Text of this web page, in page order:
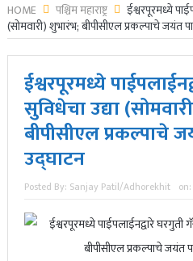
HOME पश्चिम महाराष्ट्र
ईश्वरपूरमध्ये
(सोमवारी) शुभारंभ; बीपीसीएल प्रकल्पाचे जयंत
ईश्वरपूरमध्ये
सुविधेचा उद्या
बीपीसीएल प्रकल्पाचे
उद्घाटन
Posted By: Sanjay Patil/Adhorekhit on: